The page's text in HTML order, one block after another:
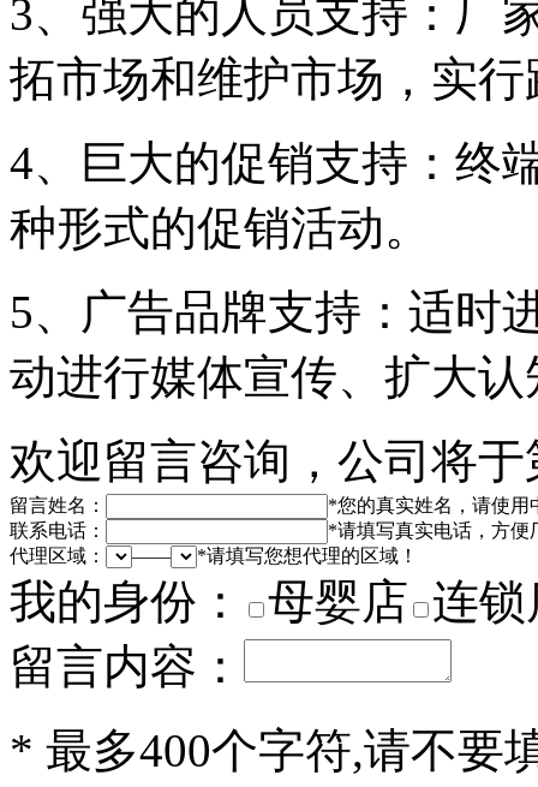
3、强大的人员支持：厂
拓市场和维护市场，实
4、巨大的促销支持：终
种形式的促销活动。
5、广告品牌支持：适时
动进行媒体宣传、扩大认
欢迎留言咨询，公司将
留言姓名： *您的真实姓名，请使用
联系电话：
*请填写真实电话，方便
代理区域：
—— *请填写您想代理的区域！
我的身份： 母婴店 连锁
留言内容：
* 最多400个字符,请不要